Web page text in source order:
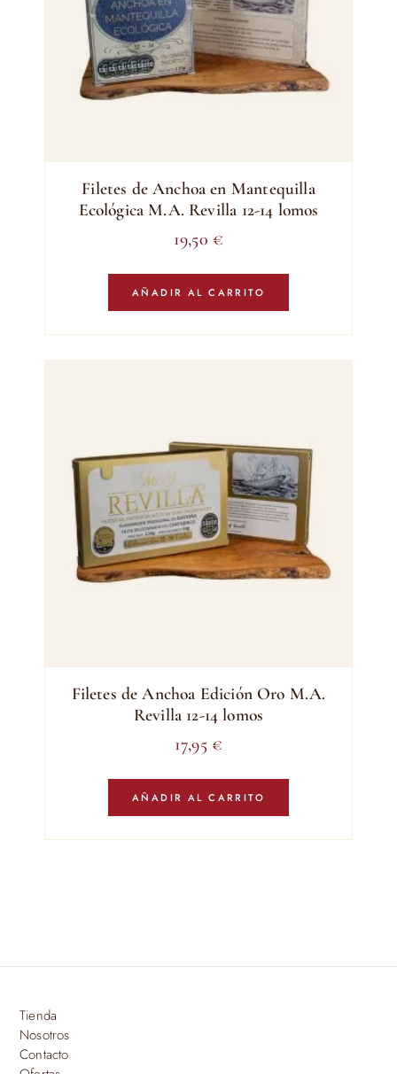
Filetes de Anchoa en Mantequilla
Ecológica M.A. Revilla 12-14 lomos
19,50 €
AÑADIR AL CARRITO
Filetes de Anchoa Edición Oro M.A.
Revilla 12-14 lomos
17,95 €
AÑADIR AL CARRITO
Tienda
Nosotros
Contacto